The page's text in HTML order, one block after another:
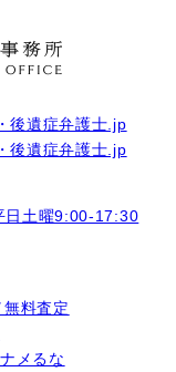
料査定
メるな